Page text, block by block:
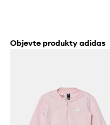
Objevte produkty adidas